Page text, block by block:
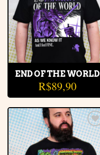
END OF THE WORLD
R$89,90
Adicionar
à lista de